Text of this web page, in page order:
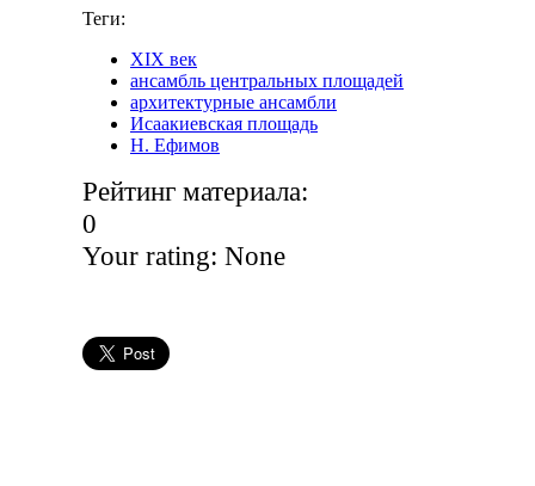
Теги:
XIX век
ансамбль центральных площадей
архитектурные ансамбли
Исаакиевская площадь
Н. Ефимов
Рейтинг материала:
0
Your rating: None